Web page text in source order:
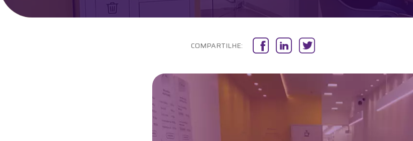
Labi na Mídia
COMPARTILHE: